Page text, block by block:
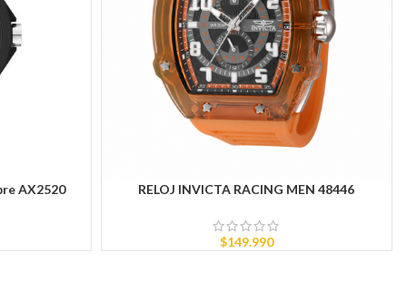
AX2520 AÑADIR AL CARRITO
RELOJ INVICTA RACING MEN 48446
$149.990